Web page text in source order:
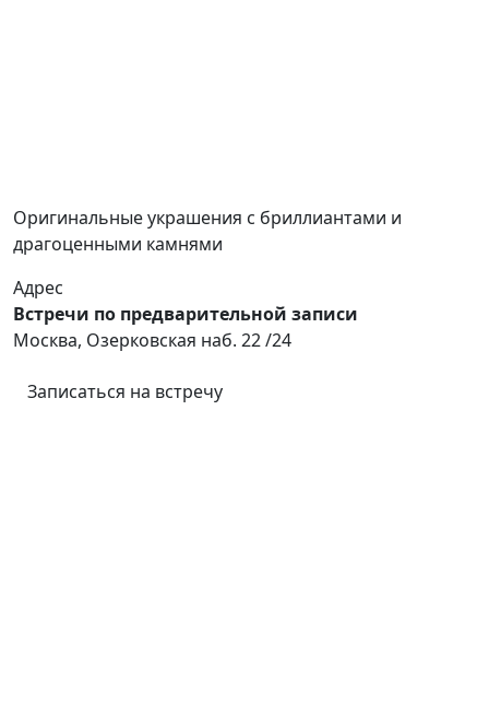
Оригинальные украшения с бриллиантами и
драгоценными камнями
Адрес
Встречи по предварительной записи
Москва, Озерковская наб. 22 /24
Записаться на встречу